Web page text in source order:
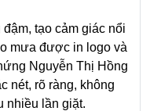
tạo cảm giác nổi
mưa được in logo và
Nguyễn Thị Hồng
nét, rõ ràng, không
nhiều lần giặt.